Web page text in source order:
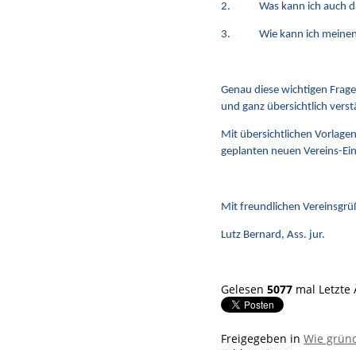
2. Was kann ich auch
3. Wie kann ich meinen
Genau diese wichtigen
und ganz übersichtlich
Mit übersichtlichen
geplanten neuen Vereins-
Mit freundlichen
Lutz Bernard, Ass. jur.
Gelesen 5077 mal Letzte
Freigegeben in Wie